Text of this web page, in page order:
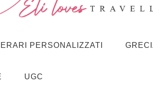
PERSONALIZZATI
UGC